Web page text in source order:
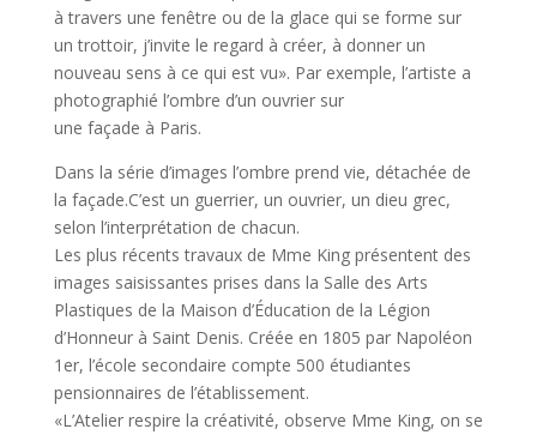
à travers une fenêtre ou de la glace qui se forme sur
un trottoir, j’invite le regard à créer, à donner un
nouveau sens à ce qui est vu». Par exemple, l’artiste a
photographié l’ombre d’un ouvrier sur
une façade à Paris.
Dans la série d’images l’ombre prend vie, détachée de
la façade.C’est un guerrier, un ouvrier, un dieu grec,
selon l’interprétation de chacun.
Les plus récents travaux de Mme King présentent des
images saisissantes prises dans la Salle des Arts
Plastiques de la Maison d’Éducation de la Légion
d’Honneur à Saint Denis. Créée en 1805 par Napoléon
1er, l’école secondaire compte 500 étudiantes
pensionnaires de l’établissement.
«L’Atelier respire la créativité, observe Mme King, on se